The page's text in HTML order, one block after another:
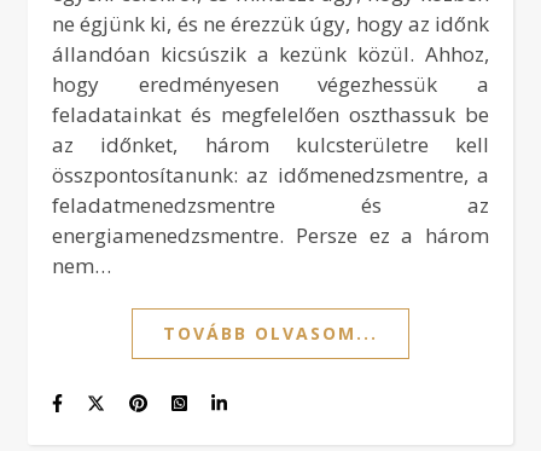
ne égjünk ki, és ne érezzük úgy, hogy az időnk
állandóan kicsúszik a kezünk közül. Ahhoz,
hogy eredményesen végezhessük a
feladatainkat és megfelelően oszthassuk be
az időnket, három kulcsterületre kell
összpontosítanunk: az időmenedzsmentre, a
feladatmenedzsmentre és az
energiamenedzsmentre. Persze ez a három
nem…
TOVÁBB OLVASOM...